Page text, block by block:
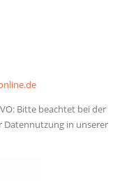
Bitte beachtet bei der
Datennutzung in unserer